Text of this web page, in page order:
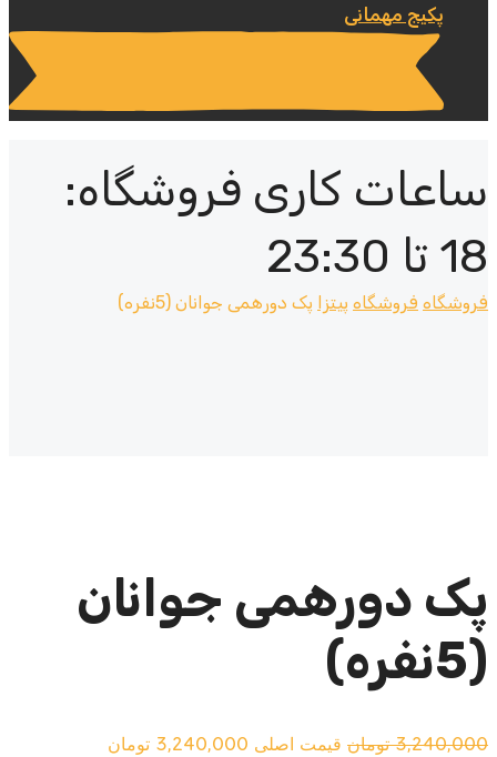
پکیج مهمانی
ساعات کاری فروشگاه:
18 تا 23:30
فروشگاه فروشگاه پیتزا پک دورهمی جوانان (5نفره)
پک دورهمی جوانان
(5نفره)
3,240,000 تومان
قیمت اصلی 3,240,000 تومان